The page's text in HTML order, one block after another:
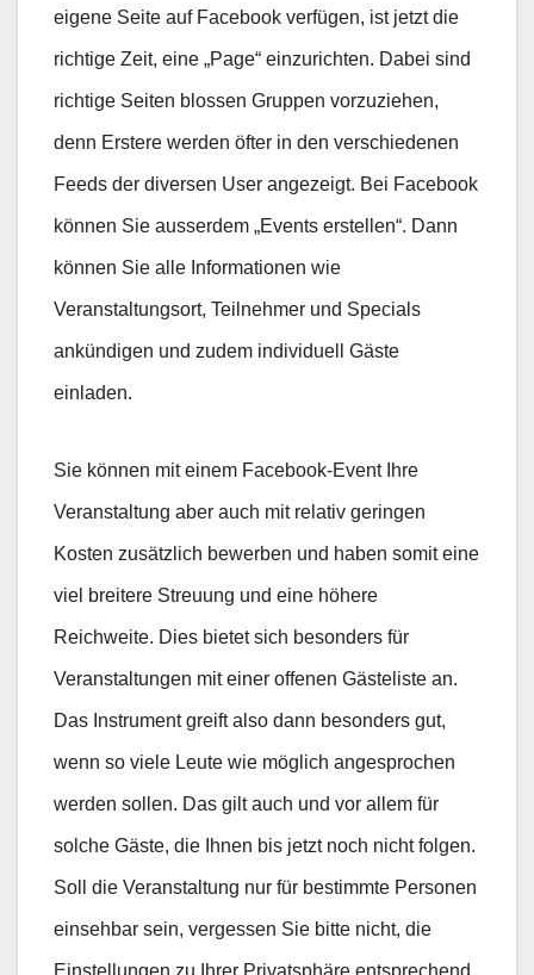
eigene Seite auf Facebook verfügen, ist jetzt die
richtige Zeit, eine „Page“ einzurichten. Dabei sind
richtige Seiten blossen Gruppen vorzuziehen,
denn Erstere werden öfter in den verschiedenen
Feeds der diversen User angezeigt. Bei Facebook
können Sie ausserdem „Events erstellen“. Dann
können Sie alle Informationen wie
Veranstaltungsort, Teilnehmer und Specials
ankündigen und zudem individuell Gäste
einladen.
Sie können mit einem Facebook-Event Ihre
Veranstaltung aber auch mit relativ geringen
Kosten zusätzlich bewerben und haben somit eine
viel breitere Streuung und eine höhere
Reichweite. Dies bietet sich besonders für
Veranstaltungen mit einer offenen Gästeliste an.
Das Instrument greift also dann besonders gut,
wenn so viele Leute wie möglich angesprochen
werden sollen. Das gilt auch und vor allem für
solche Gäste, die Ihnen bis jetzt noch nicht folgen.
Soll die Veranstaltung nur für bestimmte Personen
einsehbar sein, vergessen Sie bitte nicht, die